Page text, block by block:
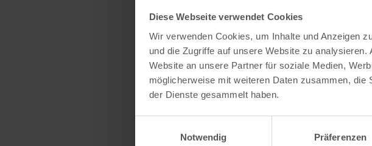
Diese Webseite verwendet Cookies
Wir verwenden Cookies, um Inhalte und Anzeigen
und die Zugriffe auf unsere Website zu
Website an unsere Partner für soziale Medien,
möglicherweise mit weiteren Daten zusammen,
der Dienste gesammelt haben.
Notwendig
Präferenzen
Date et heure à laquelle
Nombre de participants
Langue de la visite guidée
votre prénom et votre
votre adresse postale
votre adresse e-mail